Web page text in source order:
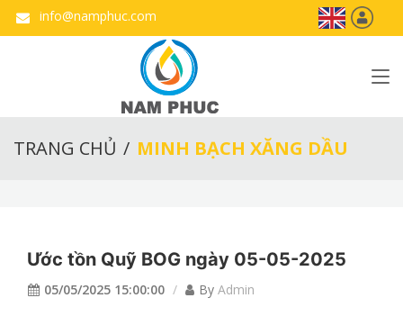
info@namphuc.com
TRANG CHỦ MINH BẠCH XĂNG DẦU
Ước tồn Quỹ BOG ngày 05-05-2025
05/05/2025 15:00:00 By Admin